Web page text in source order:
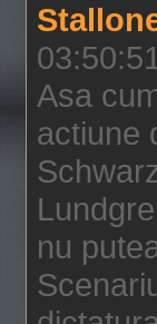
Asa
actiune
nu